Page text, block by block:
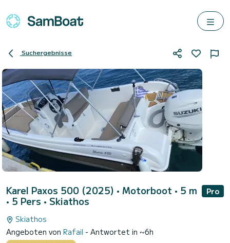
Suchergebnisse
Karel Paxos 500 (2025) • Motorboot • 5 m
• 5 Pers • Skiathos
Pro
Skiathos
Angeboten von Rafail - Antwortet in ~6h